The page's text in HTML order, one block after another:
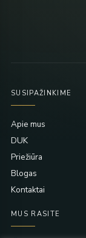
SUSIPAŽINKIME
Apie mus
DUK
Priežiūra
Blogas
Kontaktai
MUS RASITE